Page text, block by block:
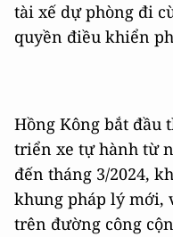
tài xế dự phòng đi
quyền điều khiển
Hồng Kông bắt đầu
triển xe tự hành từ
đến tháng 3/2024,
khung pháp lý mới,
trên đường công